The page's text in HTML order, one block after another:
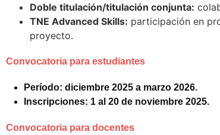
Doble titulación/titulación conjunta:
TNE Advanced Skills: participación en
proyecto.
Convocatoria para estudiantes
Período: diciembre 2025 a marzo 2026.
Inscripciones: 1 al 20 de noviembre 2025.
Convocatoria para docentes